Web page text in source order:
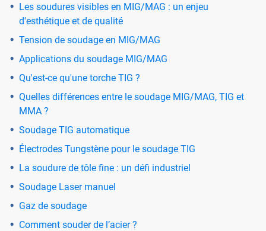
Les soudures visibles en MIG/MAG : un enjeu
d'esthétique et de qualité
Tension de soudage en MIG/MAG
Applications du soudage MIG/MAG
Qu'est-ce qu'une torche TIG ?
Quelles différences entre le soudage MIG/MAG, TIG et
MMA ?
Soudage TIG automatique
Électrodes Tungstène pour le soudage TIG
La soudure de tôle fine : un défi industriel
Soudage Laser manuel
Gaz de soudage
Comment souder de l’acier ?